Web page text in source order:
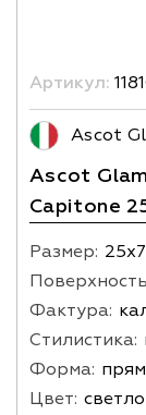
Артикул:
Ascot
Ascot
Capitone
Размер:
Фактура:
Стилистика:
Форма:
Цвет: